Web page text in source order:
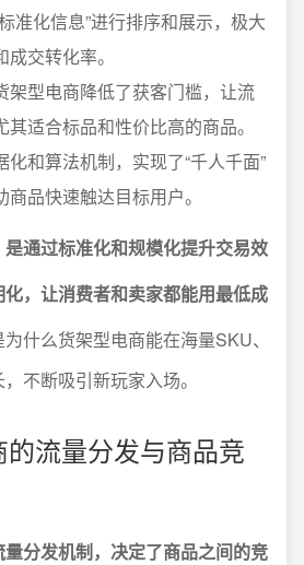
准化信息”进行排序和展示，极大
交转化率。
架型电商降低了获客门槛，让流
适合标品和性价比高的商品。
化和算法机制，实现了“千人千面”
品快速触达目标用户。
通过标准化和规模化提升交易效
，让消费者和卖家都能用最低成
什么货架型电商能在海量SKU、
不断吸引新玩家入场。
流量分发与商品竞
分发机制，决定了商品之间的竞